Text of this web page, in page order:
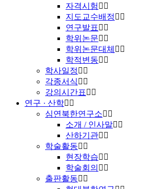
자격시험
지도교수배정
연구발표
학위논문
학위논문대체
학적변동
학사일정
각종서식
강의시간표
연구 · 산학
심연북한연구소
소개 / 인사말
산하기관
학술활동
현장학습
학술회의
출판활동